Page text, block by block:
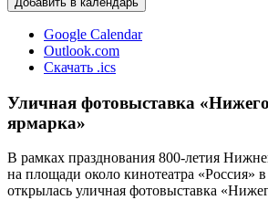
Google Calendar
Outlook.com
Скачать .ics
Уличная фотовыставка
ярмарка»
В рамках празднования 800-летия
на площади около кинотеатра «Россия»
открылась уличная фотовыставка